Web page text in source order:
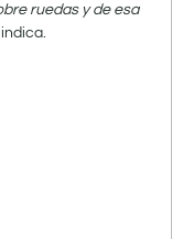
ruedas y de esa
indica.